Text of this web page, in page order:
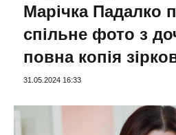
Марічка Падалко
спільне фото з
повна копія
31.05.2024 16:33